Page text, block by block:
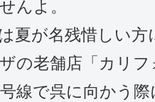
んよ。
夏が名残惜しい
の老舗店「カリ
線で呉に向かう